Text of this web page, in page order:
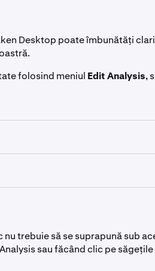
Desktop poate îmbunătăți
folosind meniul Edit Analysis,
stânga numelui unui indicator
ale acelui indicator,
actualiza automat pe graficul
setările de personalizare în
și intrările pentru indicatorul
trebuie să se suprapună sub
sau făcând clic pe